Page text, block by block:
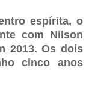
espírita, o
com Nilson
2013. Os dois
cinco anos